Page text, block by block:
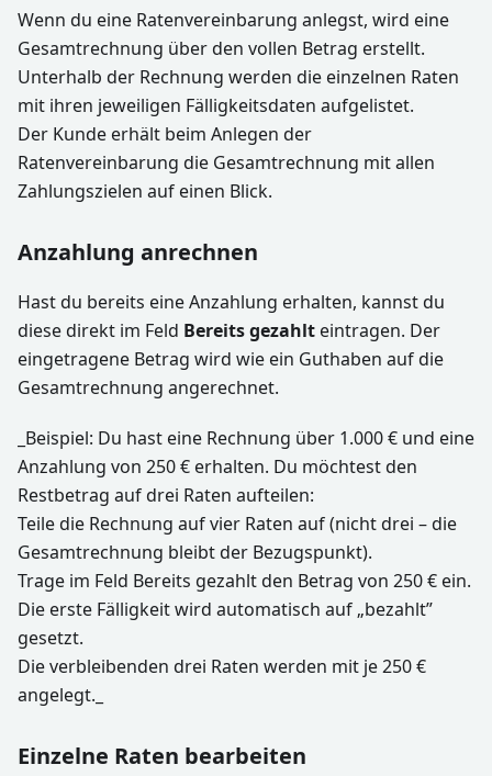
Wenn du eine Ratenvereinbarung anlegst, wird eine
Gesamtrechnung über den vollen Betrag erstellt.
Unterhalb der Rechnung werden die einzelnen Raten
mit ihren jeweiligen Fälligkeitsdaten aufgelistet.
Der Kunde erhält beim Anlegen der
Ratenvereinbarung die Gesamtrechnung mit allen
Zahlungszielen auf einen Blick.
Anzahlung anrechnen
Hast du bereits eine Anzahlung erhalten, kannst du
diese direkt im Feld Bereits gezahlt eintragen. Der
eingetragene Betrag wird wie ein Guthaben auf die
Gesamtrechnung angerechnet.
_Beispiel: Du hast eine Rechnung über 1.000 € und eine
Anzahlung von 250 € erhalten. Du möchtest den
Restbetrag auf drei Raten aufteilen:
Teile die Rechnung auf vier Raten auf (nicht drei – die
Gesamtrechnung bleibt der Bezugspunkt).
Trage im Feld Bereits gezahlt den Betrag von 250 € ein.
Die erste Fälligkeit wird automatisch auf „bezahlt”
gesetzt.
Die verbleibenden drei Raten werden mit je 250 €
angelegt._
Einzelne Raten bearbeiten